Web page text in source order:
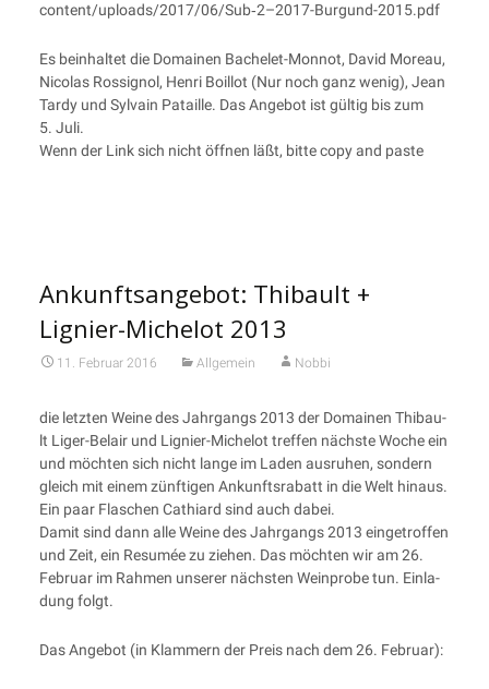
content/uploads/2017/06/Sub‑2–2017-Burgund-2015.pdf
Es beinhal­tet die Domainen Bache­let-Mon­not, David Moreau,
Nico­las Ros­si­gnol, Hen­ri Boil­lot (Nur noch ganz wenig), Jean
Tar­dy und Syl­vain Patail­le. Das Ange­bot ist gül­tig bis zum
5. Juli.
Wenn der Link sich nicht öff­nen läßt, bit­te copy and paste
Ankunftsangebot: Thibault +
Lignier-Michelot 2013
11. Februar 2016 Allgemein Nobbi
die letz­ten Wei­ne des Jahr­gangs 2013 der Domainen Thi­bau­
lt Liger-Belair und Lignier-Miche­lot tref­fen nächs­te Woche ein
und möch­ten sich nicht lan­ge im Laden aus­ru­hen, son­dern
gleich mit einem zünf­ti­gen Ankunfts­ra­batt in die Welt hin­aus.
Ein paar Fla­schen Cathiard sind auch dabei.
Damit sind dann alle Wei­ne des Jahr­gangs 2013 ein­ge­trof­fen
und Zeit, ein Resu­mée zu zie­hen. Das möch­ten wir am 26.
Febru­ar im Rah­men unse­rer nächs­ten Wein­pro­be tun. Ein­la­
dung folgt.
Das Ange­bot (in Klam­mern der Preis nach dem 26. Februar):